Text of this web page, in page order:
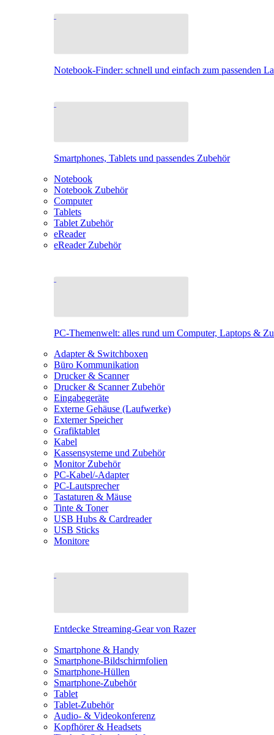
Notebook-Finder: schnell und einfach zum passenden
Smartphones, Tablets und passendes Zubehör
Notebook
Notebook Zubehör
Computer
Tablets
Tablet Zubehör
eReader
eReader Zubehör
PC-Themenwelt: alles rund um Computer, Laptops &
Adapter & Switchboxen
Büro Kommunikation
Drucker & Scanner
Drucker & Scanner Zubehör
Eingabegeräte
Externe Gehäuse (Laufwerke)
Externer Speicher
Grafiktablet
Kabel
Kassensysteme und Zubehör
Monitor Zubehör
PC-Kabel/-Adapter
PC-Lautsprecher
Tastaturen & Mäuse
Tinte & Toner
USB Hubs & Cardreader
USB Sticks
Monitore
Entdecke Streaming-Gear von Razer
Smartphone & Handy
Smartphone-Bildschirmfolien
Smartphone-Hüllen
Smartphone-Zubehör
Tablet
Tablet-Zubehör
Audio- & Videokonferenz
Kopfhörer & Headsets